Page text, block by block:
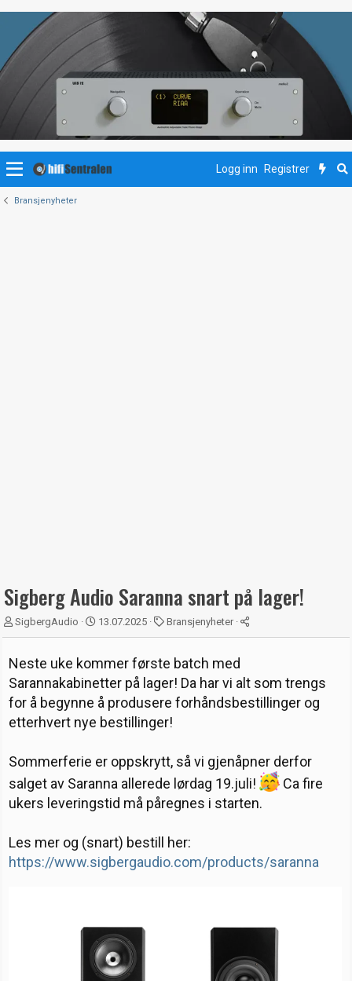
Logg inn Registrer
Bransjenyheter
Sigberg Audio Saranna snart på lager!
T
r
d
s
t
a
r
r
SigbergAudio
S
t
r
d
a
13.07.2025
K
a
e
o
r
i
Bransjenyheter
Neste uke kommer første batch med
Sarannakabinetter på lager! Da har vi alt som trengs
for å begynne å produsere forhåndsbestillinger og
etterhvert nye bestillinger!
Sommerferie er oppskrytt, så vi gjenåpner derfor
salget av Saranna allerede lørdag 19.juli!
Ca fire
ukers leveringstid må påregnes i starten.
Les mer og (snart) bestill her:
https://www.sigbergaudio.com/products/saranna